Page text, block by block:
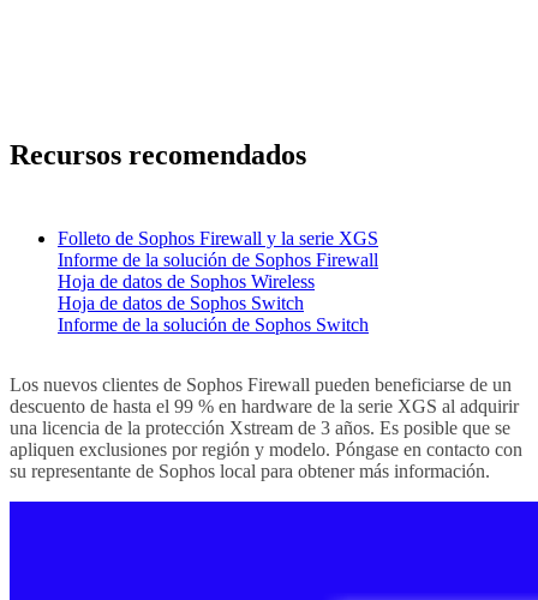
Recursos recomendados
Folleto de Sophos Firewall y la serie XGS
Informe de la solución de Sophos Firewall
Hoja de datos de Sophos Wireless
Hoja de datos de Sophos Switch
Informe de la solución de Sophos Switch
Los nuevos clientes de Sophos Firewall pueden beneficiarse de un
descuento de hasta el 99 % en hardware de la serie XGS al adquirir
una licencia de la protección Xstream de 3 años. Es posible que se
apliquen exclusiones por región y modelo. Póngase en contacto con
su representante de Sophos local para obtener más información.